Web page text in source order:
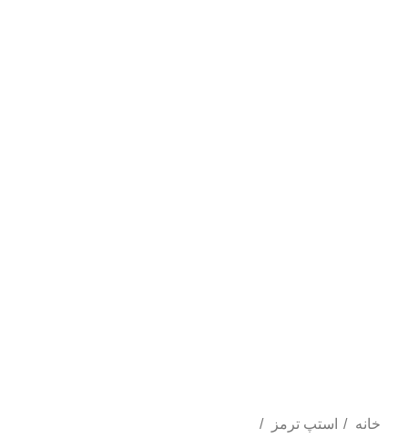
خانه
استپ ترمز